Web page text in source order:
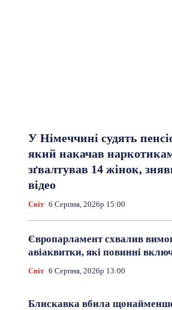
У Німеччині судять
який накачав
зґвалтував 14 жінок,
відео
Світ 6 Серпня, 2026р 15:00
Європарламент схвалив
авіаквитки, які повинні
Світ 6 Серпня, 2026р 13:00
Блискавка вбила